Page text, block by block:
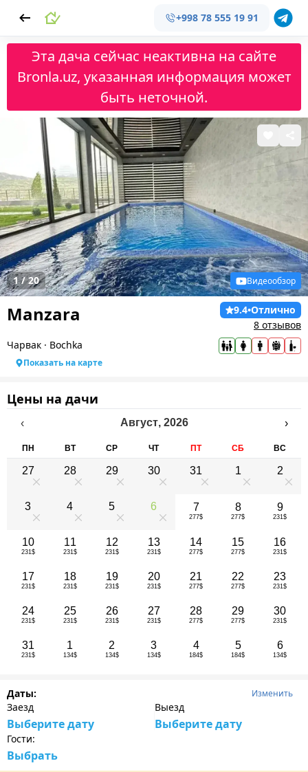
+998 78 555 19 91
Эта дача сейчас неактивна на сайте
Bronla.uz, указанная информация может
быть неточной.
1/20 Видеообзор
Manzara 9.4•Отлично
8 отзывов
Чарвак · Bochka
Показать на карте
Цены на дачи
‹ Август, 2026 ›
ПН ВТ СР ЧТ ПТ СБ ВС
27 28 29 30 31 1 2
3 4 5 6 7
277$
8
277$
9
231$
10
231$
11
231$
12
231$
13
231$
14
277$
15
277$
16
231$
17
231$
18
231$
19
231$
20
231$
21
277$
22
277$
23
231$
24
231$
25
231$
26
231$
27
231$
28
277$
29
277$
30
231$
31
231$
1
134$
2
134$
3
134$
4
184$
5
184$
6
134$
Даты: Изменить
Заезд
Выберите дату
Выезд
Выберите дату
Гости:
Выбрать